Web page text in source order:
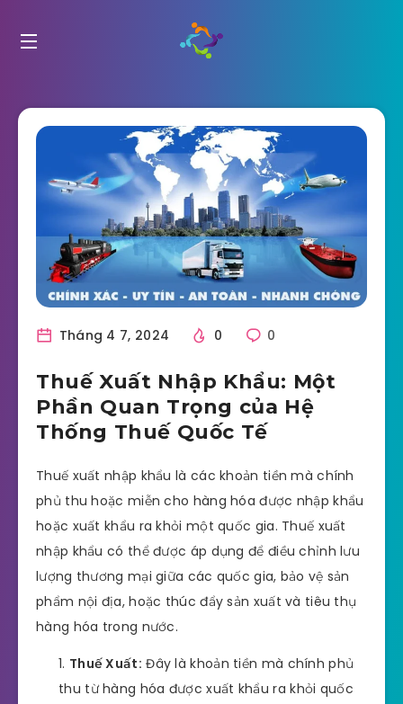
Tháng 4 7, 2024 0 0
Thuế Xuất Nhập Khẩu: Một
Phần Quan Trọng của Hệ
Thống Thuế Quốc Tế
Thuế xuất nhập khẩu là các khoản tiền mà chính
phủ thu hoặc miễn cho hàng hóa được nhập khẩu
hoặc xuất khẩu ra khỏi một quốc gia. Thuế xuất
nhập khẩu có thể được áp dụng để điều chỉnh lưu
lượng thương mại giữa các quốc gia, bảo vệ sản
phẩm nội địa, hoặc thúc đẩy sản xuất và tiêu thụ
hàng hóa trong nước.
Thuế Xuất: Đây là khoản tiền mà chính phủ
thu từ hàng hóa được xuất khẩu ra khỏi quốc